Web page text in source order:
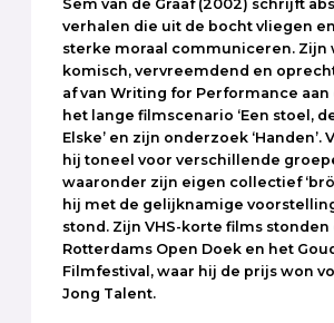
Sem van de Graaf (2002) schrijft
verhalen die uit de bocht vliegen
sterke moraal communiceren. Zijn
komisch, vervreemdend en
af van Writing for Performance aan
het lange filmscenario ‘Een stoel,
Elske’ en zijn onderzoek ‘Handen’.
hij toneel voor verschillende
waaronder zijn eigen collectief
hij met de gelijknamige
stond. Zijn VHS-korte films stonden
Rotterdams Open Doek en het
Filmfestival, waar hij de prijs won
Jong Talent.